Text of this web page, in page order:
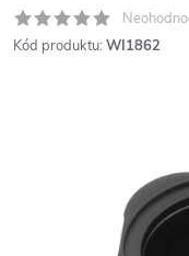
Kód produktu: WI1862